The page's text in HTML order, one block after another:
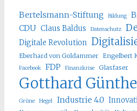
Bertelsmann-Stiftung Bildung
CDU Claus Baldus Datenschutz
Digitale Revolution
Eberhard von Goldammer Engelbert
Facebook FDP Finanzkrise Glasfaser
Gotthard
Grüne Hegel Industrie 4.0